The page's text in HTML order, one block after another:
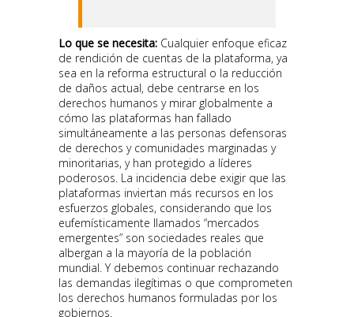
Lo que se necesita: Cualquier enfoque eficaz
de rendición de cuentas de la plataforma, ya
sea en la reforma estructural o la reducción
de daños actual, debe centrarse en los
derechos humanos y mirar globalmente a
cómo las plataformas han fallado
simultáneamente a las personas defensoras
de derechos y comunidades marginadas y
minoritarias, y han protegido a líderes
poderosos. La incidencia debe exigir que las
plataformas inviertan más recursos en los
esfuerzos globales, considerando que los
eufemísticamente llamados “mercados
emergentes” son sociedades reales que
albergan a la mayoría de la población
mundial. Y debemos continuar rechazando
las demandas ilegítimas o que comprometen
los derechos humanos formuladas por los
gobiernos.